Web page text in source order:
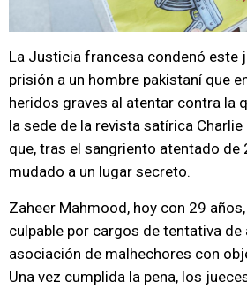
La Justicia francesa condenó este
prisión a un hombre pakistaní que
heridos graves al atentar contra la
la sede de la revista satírica Charlie
que, tras el sangriento atentado de
mudado a un lugar secreto.
Zaheer Mahmood, hoy con 29
culpable por cargos de tentativa de
asociación de malhechores con
Una vez cumplida la pena, los